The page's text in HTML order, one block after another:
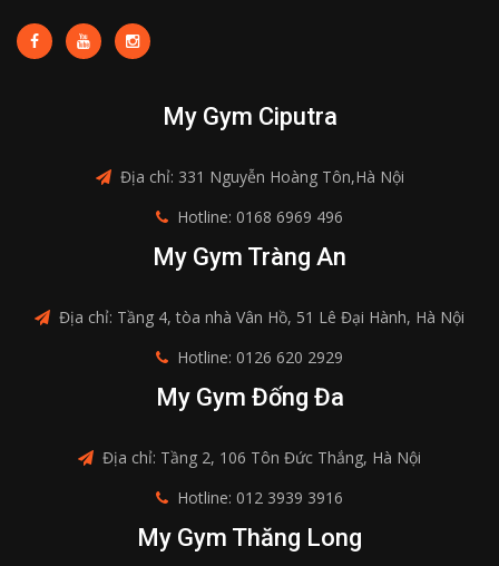
My Gym Ciputra
Địa chỉ: 331 Nguyễn Hoàng Tôn,Hà Nội
Hotline: 0168 6969 496
My Gym Tràng An
Địa chỉ: Tầng 4, tòa nhà Vân Hồ, 51 Lê Đại Hành, Hà Nội
Hotline: 0126 620 2929
My Gym Đống Đa
Địa chỉ: Tầng 2, 106 Tôn Đức Thắng, Hà Nội
Hotline: 012 3939 3916
My Gym Thăng Long